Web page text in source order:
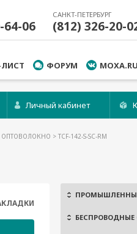
64-06
САНКТ-ПЕТЕРБУРГ
(812) 326-20-
ФОРУМ
Личный кабинет
ОПТОВОЛОКНО > TCF-142-S-SC-RM
ПРОМЫШЛЕННЫЙ
БЕСПРОВОДНЫЕ